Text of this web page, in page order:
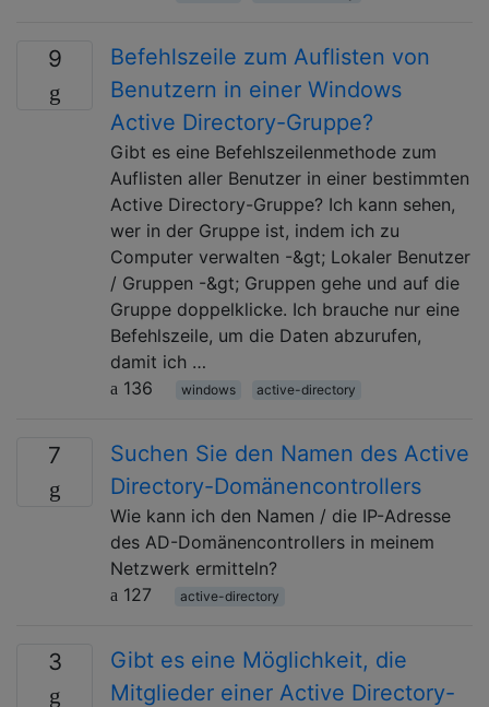
9
Befehlszeile zum Auflisten von
Benutzern in einer Windows
Active Directory-Gruppe?
Gibt es eine Befehlszeilenmethode zum
Auflisten aller Benutzer in einer bestimmten
Active Directory-Gruppe? Ich kann sehen,
wer in der Gruppe ist, indem ich zu
Computer verwalten -&gt; Lokaler Benutzer
/ Gruppen -&gt; Gruppen gehe und auf die
Gruppe doppelklicke. Ich brauche nur eine
Befehlszeile, um die Daten abzurufen,
damit ich …
136
windows active-directory
7
Suchen Sie den Namen des Active
Directory-Domänencontrollers
Wie kann ich den Namen / die IP-Adresse
des AD-Domänencontrollers in meinem
Netzwerk ermitteln?
127
active-directory
3
Gibt es eine Möglichkeit, die
Mitglieder einer Active Directory-